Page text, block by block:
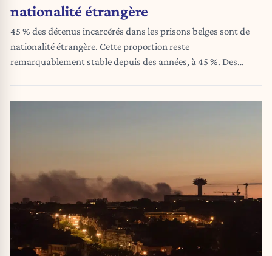
nationalité étrangère
45 % des détenus incarcérés dans les prisons belges sont de
nationalité étrangère. Cette proportion reste
remarquablement stable depuis des années, à 45 %. Des